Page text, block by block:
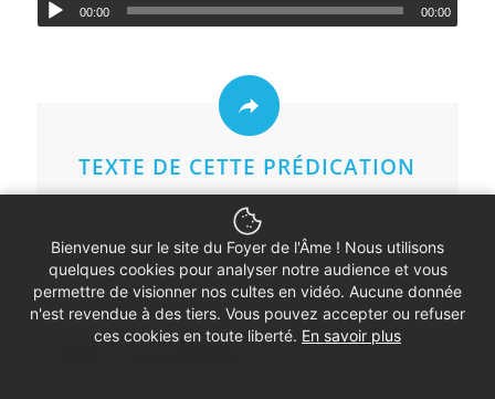
00:00 00:00
TEXTE DE CETTE PRÉDICATION
Bienvenue sur le site du Foyer de l'Âme ! Nous utilisons
quelques cookies pour analyser notre audience et vous
permettre de visionner nos cultes en vidéo. Aucune donnée
n'est revendue à des tiers. Vous pouvez accepter ou refuser
ces cookies en toute liberté. En savoir plus